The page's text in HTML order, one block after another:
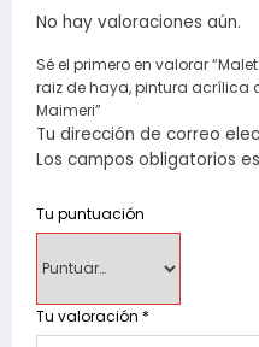
No hay valoraciones aún.
Sé el primero en valorar
raiz de haya, pintura acrílica
Maimeri”
Tu dirección de correo
Los campos obligatorios
Tu puntuación
Tu valoración *